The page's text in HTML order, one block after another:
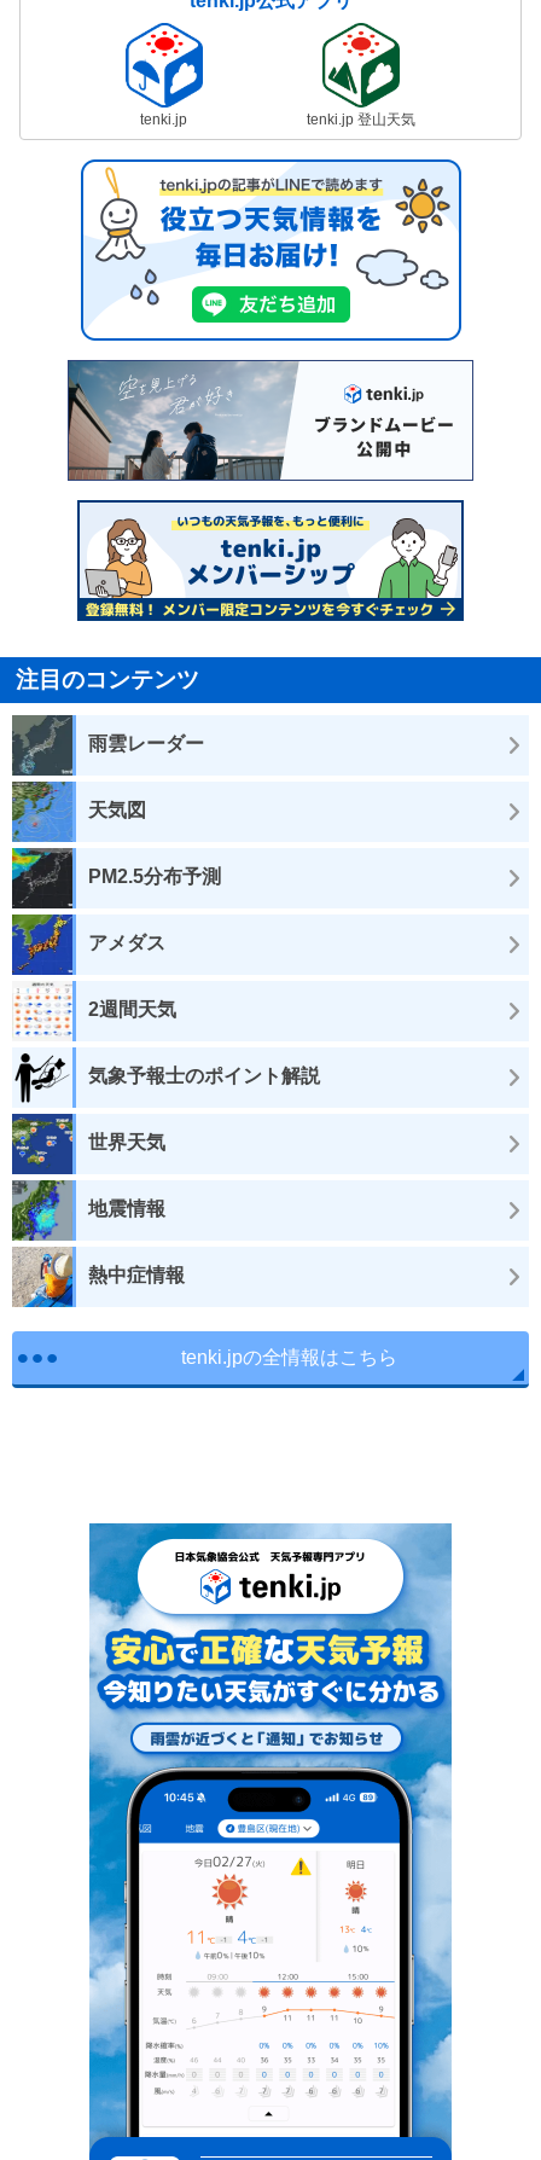
tenki.jp tenki.jp 登山天気
注目のコンテンツ
雨雲レーダー
天気図
PM2.5分布予測
アメダス
2週間天気
気象予報士のポイント解説
世界天気
地震情報
熱中症情報
tenki.jpの全情報はこちら